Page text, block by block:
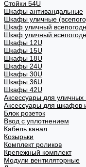
Стойки 54U
Шкафы антивандальные
Шкафы уличные
Шкаф уличный
Шкаф уличный
Шкафы 12U
Шкафы 15U
Шкафы 18U
Шкафы 24U
Шкафы 30U
Шкафы 36U
Шкафы 42U
Аксессуары для
Аксессуары для шкафов
Блок розеток
Ввод с уплотнением
Кабель канал
Козырьки
Комплект роликов
Крепежный комплект
Модули вентиляторные